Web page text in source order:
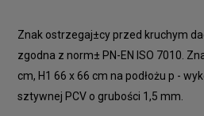
Znak ostrzegaj±cy przed kruchym
zgodna z norm± PN-EN ISO 7010.
cm, H1 66 x 66 cm na podłożu p -
sztywnej PCV o grubości 1,5 mm.